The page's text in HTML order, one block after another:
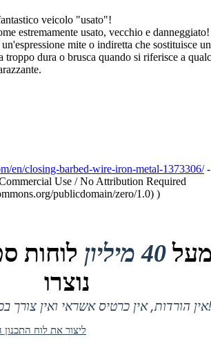
veicolo "usato"!
estremamente usato, vecchio e danneggiato!
mite o indiretta che sostituisce
troppo dura o brusca quando si riferisce a
en/closing-barbed-wire-iron-metal-1373306/-
publicdomain/zero/1.0) )
40 מיליון
לוחות
נוצרו
אין הורדות, אין כרטיס אשראי ואין צורך בכניסה כדי לנסות!
ליצור את לוח